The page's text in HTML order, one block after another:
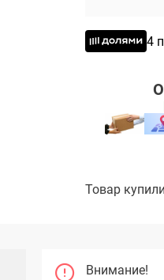
4
Товар
Внимание!